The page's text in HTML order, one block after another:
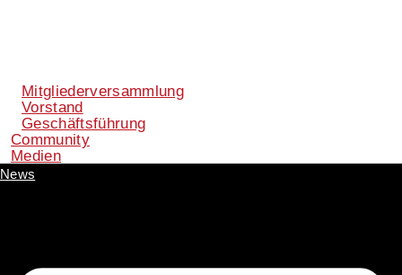
Mitgliederversammlung
Vorstand
Geschäftsführung
Community
Medien
News